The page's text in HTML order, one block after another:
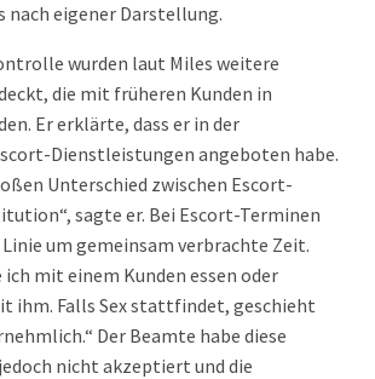
eigener Darstellung.
wurden laut Miles weitere
die mit früheren Kunden in
Er erklärte, dass er in der
Dienstleistungen angeboten habe.
Unterschied zwischen Escort-
sagte er. Bei Escort-Terminen
um gemeinsam verbrachte Zeit.
ich mit einem Kunden essen oder
ihm. Falls Sex stattfindet, geschieht
Der Beamte habe diese
nicht akzeptiert und die